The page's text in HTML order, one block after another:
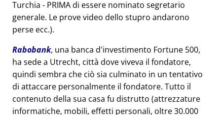
Turchia - PRIMA di essere nominato segretario
generale. Le prove video dello stupro andarono
perse ecc.).
Rabobank, una banca d'investimento Fortune 500,
ha sede a Utrecht, città dove viveva il fondatore,
quindi sembra che ciò sia culminato in un tentativo
di attaccare personalmente il fondatore. Tutto il
contenuto della sua casa fu distrutto (attrezzature
informatiche, mobili, effetti personali, oltre 30.000